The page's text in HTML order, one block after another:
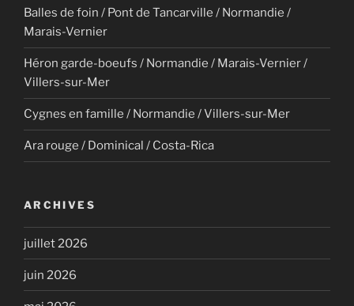
Balles de foin / Pont de Tancarville / Normandie /
Marais-Vernier
Héron garde-boeufs / Normandie / Marais-Vernier /
Villers-sur-Mer
Cygnes en famille / Normandie / Villers-sur-Mer
Ara rouge / Dominical / Costa-Rica
ARCHIVES
juillet 2026
juin 2026